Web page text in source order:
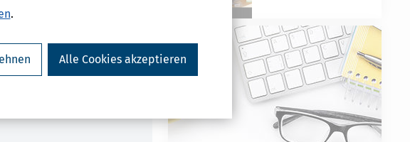
.
Alle Cookies akzeptieren